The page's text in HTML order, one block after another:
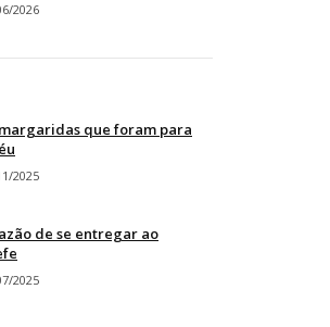
2026
que foram para
2025
de se entregar ao
2025